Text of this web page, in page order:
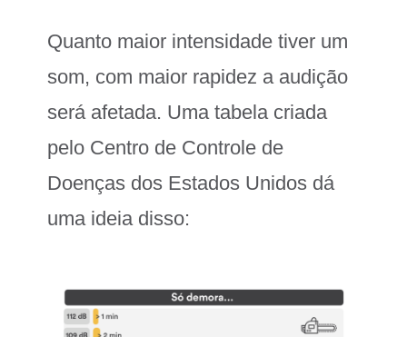
Quanto maior intensidade tiver um
som, com maior rapidez a audição
será afetada. Uma tabela criada
pelo Centro de Controle de
Doenças dos Estados Unidos dá
uma ideia disso: